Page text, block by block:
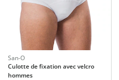
San-O
Culotte de fixation avec velcro
hommes